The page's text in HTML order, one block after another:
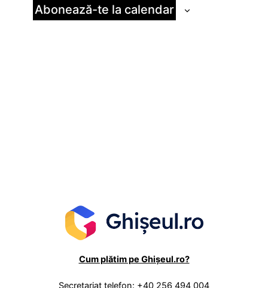
Abonează-te la calendar
Cum plătim pe Ghișeul.ro?
Secretariat telefon: +40 256 494 004